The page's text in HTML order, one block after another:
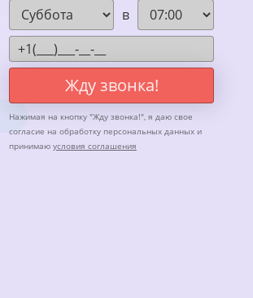
в
Жду звонка!
Нажимая на кнопку "Жду звонка!", я даю свое
согласие на обработку персональных данных и
принимаю условия соглашения